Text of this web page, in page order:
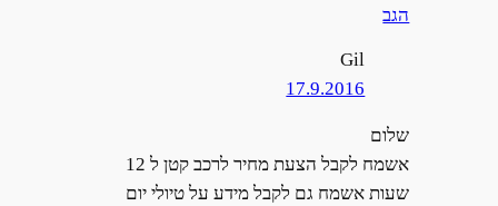
הגב
Gil
17.9.2016
שלום
אשמח לקבל הצעת מחיר לרכב קטן ל 12
שעות אשמח גם לקבל מידע על טיולי יום